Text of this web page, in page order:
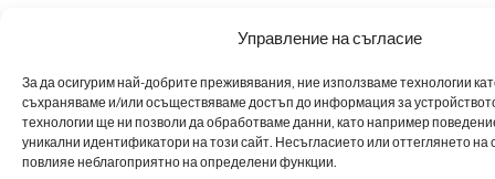
Управление на съгласие
За да осигурим най-добрите преживявания, ние използваме технологии
съхраняваме и/или осъществяваме достъп до информация за
технологии ще ни позволи да обработваме данни, като например
уникални идентификатори на този сайт. Несъгласието или оттеглянето на
повлияе неблагоприятно на определени функции.